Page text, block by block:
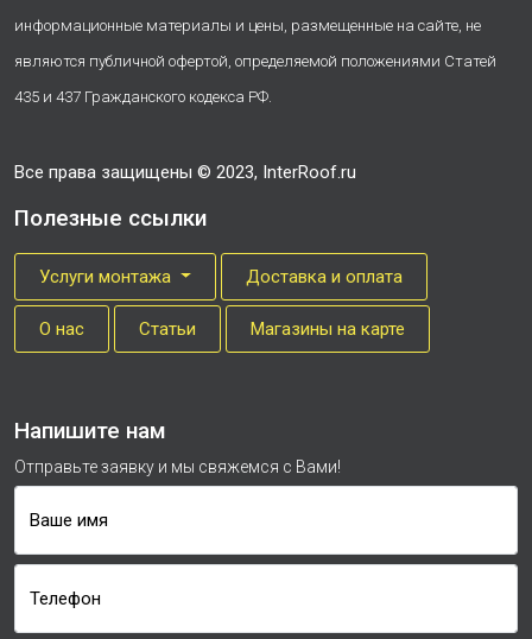
информационные материалы и цены, размещенные на сайте, не
являются публичной офертой, определяемой положениями Статей
435 и 437 Гражданского кодекса РФ.
Все права защищены © 2023, InterRoof.ru
Полезные ссылки
Услуги монтажа Доставка и оплата
О нас Cтатьи Магазины на карте
Напишите нам
Отправьте заявку и мы свяжемся с Вами!
Ваше имя
Телефон